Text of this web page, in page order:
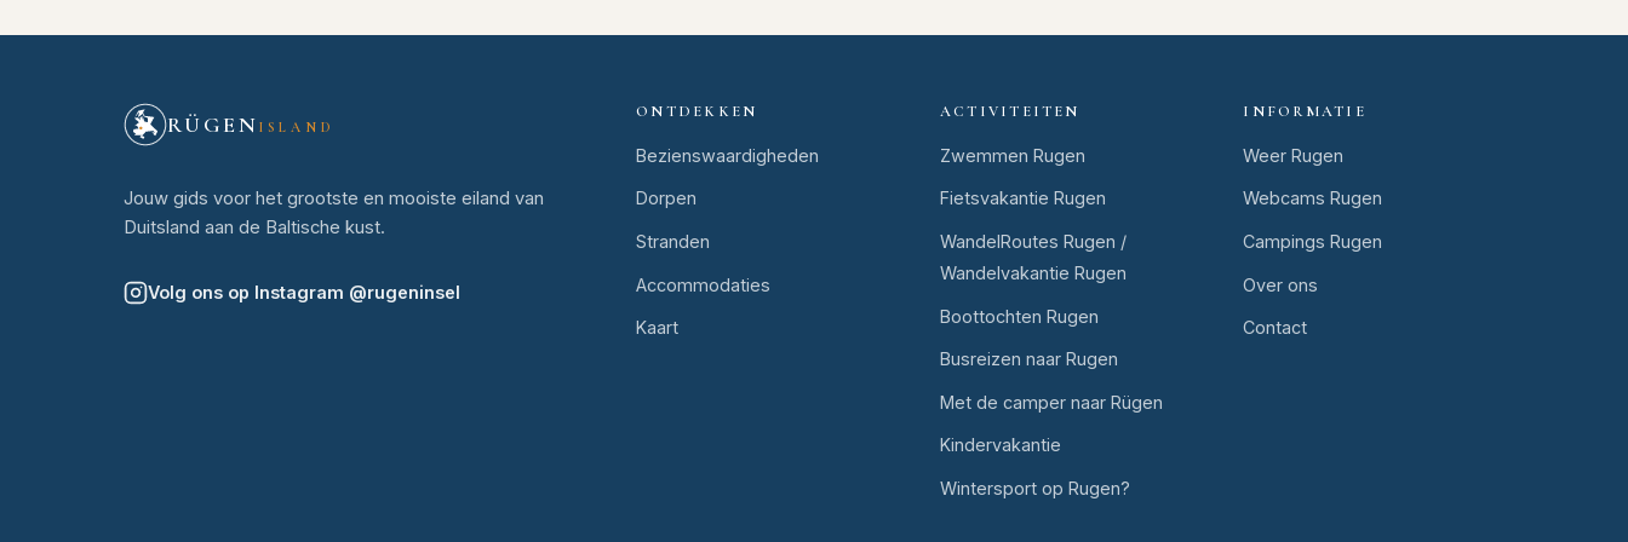
RÜGEN ISLAND
Jouw gids voor het grootste en mooiste eiland van
Duitsland aan de Baltische kust.
Volg ons op Instagram @rugeninsel
ONTDEKKEN
Bezienswaardigheden
Dorpen
Stranden
Accommodaties
Kaart
ACTIVITEITEN
Zwemmen Rugen
Fietsvakantie Rugen
WandelRoutes Rugen /
Wandelvakantie Rugen
Boottochten Rugen
Busreizen naar Rugen
Met de camper naar Rügen
Kindervakantie
Wintersport op Rugen?
INFORMATIE
Weer Rugen
Webcams Rugen
Campings Rugen
Over ons
Contact